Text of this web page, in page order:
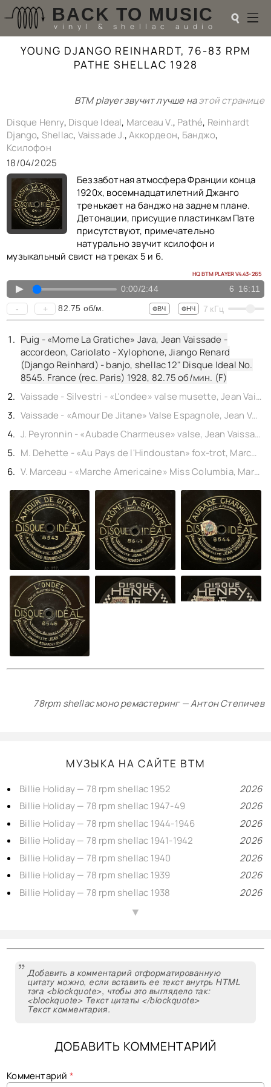
BACK TO MUSIC
vinyl & shellac audio ☌
☌
РАДИОТЕХНИКА
UPGRADES
PIEZO
АКУСТИКА
ТЕОРИЯ
МУЗЫКА
HI-FI PLAYERS
TESTS
ПЕРСОНАЛИИ
LOL
О САЙТЕ
BACK TO PHOTO
YOUNG DJANGO REINHARDT, 76-83 RPM
PATHE SHELLAC 1928
BTM player звучит лучше наэтой странице
Disque Henry, Disque Ideal, Marceau V., Pathé, Reinhardt
Django, Shellac, Vaissade J.,Аккордеон, Банджо,
Ксилофон
18/04/2025
Беззаботная атмосфера Франции конца
1920х, восемнадцатилетний Джанго
тренькает на банджо на заднем плане.
Детонации, присущие пластинкам Пате
присутствуют, примечательно
натурально звучит ксилофон и
музыкальный свист на треках 5 и 6.
HQ BTM PLAYER V4.43-265
▲ 0:00/2:44 6 16:11
- + 82.75 об/м. ФВЧ ФНЧ 7 кГц
Puig - «Mome La Gratiche» Java, Jean Vaissade -
accordeon, Cariolato - Xylophone, Jiango Renard
(Django Reinhard) - banjo, shellac 12" Disque Ideal No.
8545. France (rec. Paris) 1928, 82.75об/мин. (F)
Vaissade - Silvestri - «L'ondee» valse musette, Jean Vaissade - accordeon, Cariolato - Xylophone, Jiango Renard (Django Reinhard) - banjo, shellac 12" Disque Ideal No. 8546. France (rec. Paris) 1928,
Vaissade - «Amour De Jitane» Valse Espagnole, Jean Vaissade - accordeon, Cariolato - Xylophone, Jeangot (Django Reinhard) - banjo, shellac 12" Disque Ideal No. 8543. France (rec. Paris) 1928,
J. Peyronnin - «Aubade Charmeuse» valse, Jean Vaissade - accordeon, Cariolato - Xylophone, Jiango Renard (Django Reinhard) - banjo, shellac 12" Disque Ideal No. 8544. France (rec. Paris) 1928,
M. Dehette - «Au Pays de l'Hindoustan» fox-trot, Marceau - accordeon, Erardy - wistle, Jeangot (Django Reinhard) - banjo, shellac 12" Disque Henry No. 966a. France (rec. Paris) 1928,
V. Marceau - «Marche Americaine» Miss Columbia, Marceau - accordeon, Erardy - wistle, Jeangot (Django Reinhard) - banjo, shellac 12" Disque Henry No. 966b. France (rec. Paris) 1928,
78rpm shellac моно ремастеринг — Антон Степичев
МУЗЫКА НА САЙТЕ BTM
Billie Holiday — 78 rpm shellac 1952
2026
Billie Holiday — 78 rpm shellac 1947-49
2026
Billie Holiday — 78 rpm shellac 1944-1946
2026
Billie Holiday — 78 rpm shellac 1941-1942
2026
Billie Holiday — 78 rpm shellac 1940
2026
Billie Holiday — 78 rpm shellac 1939
2026
Billie Holiday — 78 rpm shellac 1938
2026
Billie Holiday — 78 rpm shellac 1937
Django Reinhardt, Hubert Rostaing & André Lluis on Swing — 78rpm shellac 1940-1946
Русский вокал, 10 (1910-1913) легкий жанр — шеллачные пластинки 74-80 об/мин.
2025
▲
Добавить в комментарий отформатированную
цитату можно, если вставить ее текст внутрь HTML
тэга <blockquote>, чтобы это выглядело так:
<blockquote> Текст цитаты </blockquote>
Текст комментария.
ДОБАВИТЬ КОММЕНТАРИЙ
Комментарий *